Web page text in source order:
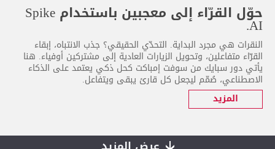
حوّل القرّاء إلى معجبين باستخدام Spike
AI.
النقرات هي مجرد البداية. التحدّي الحقيقي؟ جذب الانتباه، إبقاء
القرّاء متفاعلين، وتحويل الزيارات العادية إلى مشتركين أوفياء. هنا
يأتي دور سبايك من سوفت إمباكت كحل ذكي يعتمد على الذكاء
الاصطناعي، صُمّم ليجعل كل قارئ يبقى ويتفاعل.
المزيد